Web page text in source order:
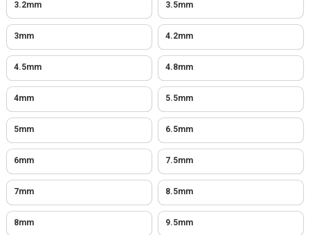
3.2mm 3.5mm
3mm 4.2mm
4.5mm 4.8mm
4mm 5.5mm
5mm 6.5mm
6mm 7.5mm
7mm 8.5mm
8mm 9.5mm